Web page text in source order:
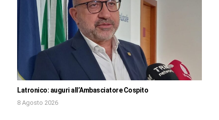
Latronico: auguri all’Ambasciatore Cospito
8 Agosto 2026